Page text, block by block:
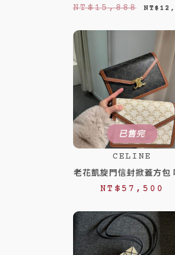
NT$15,888
原
格
：
N
T
$
1
5
,
8
8
。
NT$
已售完
CELINE
老花凱旋門信封掀蓋方包
NT$ 57,500